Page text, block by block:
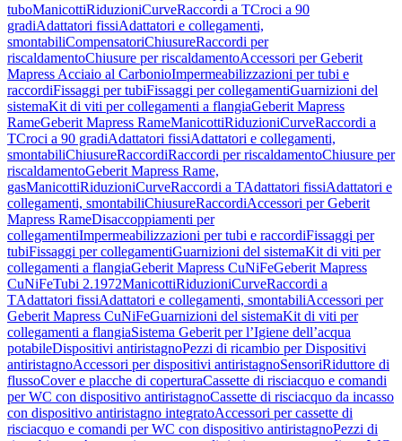
tuboManicottiRiduzioniCurveRaccordi a TCroci a 90
gradiAdattatori fissiAdattatori e collegamenti,
smontabiliCompensatoriChiusureRaccordi per
riscaldamentoChiusure per riscaldamentoAccessori per Geberit
Mapress Acciaio al CarbonioImpermeabilizzazioni per tubi e
raccordiFissaggi per tubiFissaggi per collegamentiGuarnizioni del
sistemaKit di viti per collegamenti a flangiaGeberit Mapress
RameGeberit Mapress RameManicottiRiduzioniCurveRaccordi a
TCroci a 90 gradiAdattatori fissiAdattatori e collegamenti,
smontabiliChiusureRaccordiRaccordi per riscaldamentoChiusure per
riscaldamentoGeberit Mapress Rame,
gasManicottiRiduzioniCurveRaccordi a TAdattatori fissiAdattatori e
collegamenti, smontabiliChiusureRaccordiAccessori per Geberit
Mapress RameDisaccoppiamenti per
collegamentiImpermeabilizzazioni per tubi e raccordiFissaggi per
tubiFissaggi per collegamentiGuarnizioni del sistemaKit di viti per
collegamenti a flangiaGeberit Mapress CuNiFeGeberit Mapress
CuNiFeTubi 2.1972ManicottiRiduzioniCurveRaccordi a
TAdattatori fissiAdattatori e collegamenti, smontabiliAccessori per
Geberit Mapress CuNiFeGuarnizioni del sistemaKit di viti per
collegamenti a flangiaSistema Geberit per l’Igiene dell’acqua
potabileDispositivi antiristagnoPezzi di ricambio per Dispositivi
antiristagnoAccessori per dispositivi antiristagnoSensoriRiduttore di
flussoCover e placche di coperturaCassette di risciacquo e comandi
per WC con dispositivo antiristagnoCassette di risciacquo da incasso
con dispositivo antiristagno integratoAccessori per cassette di
risciacquo e comandi per WC con dispositivo antiristagnoPezzi di